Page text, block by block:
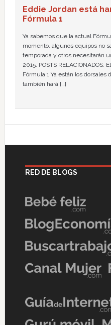
Eddie Jordan está
Fórmula 1
Ya sabemos que la actual
momento, algunos equipos no
temporada y otros necesitarán
2015. POSTS
Fórmula 1 Ya están los dorsales
también hará […]
RED DE BLOGS